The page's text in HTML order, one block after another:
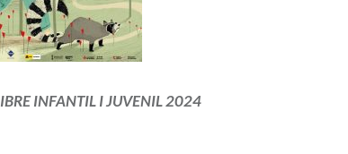
INFANTIL I JUVENIL 2024